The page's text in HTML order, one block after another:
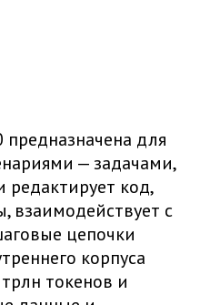
предназначена для
— задачами,
редактирует код,
взаимодействует с
цепочки
корпуса
токенов и